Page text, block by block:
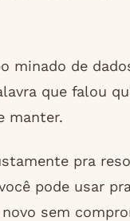
minado de
que falou
manter.
pra
pode usar
sem